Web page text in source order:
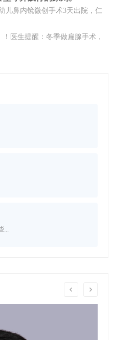
儿鼻内镜微创手术3天出院，仁
医生提醒：冬季做扁腺手术，